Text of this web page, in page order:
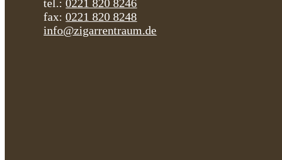
tel.:0221 820 8246
fax:0221 820 8248
info@zigarrentraum.de